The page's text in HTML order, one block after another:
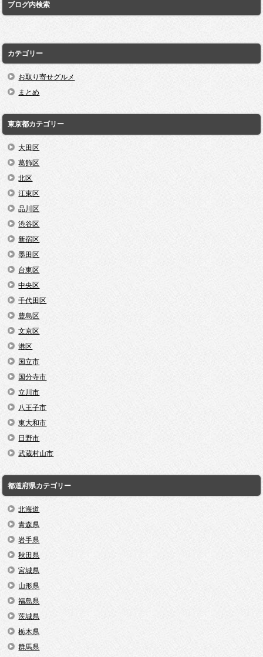
ブログ内検索
カテゴリー
お取り寄せグルメ
まとめ
東京都カテゴリー
大田区
葛飾区
北区
江東区
品川区
渋谷区
新宿区
墨田区
台東区
中央区
千代田区
豊島区
文京区
港区
国立市
国分寺市
立川市
八王子市
東大和市
日野市
武蔵村山市
都道府県カテゴリー
北海道
青森県
岩手県
秋田県
宮城県
山形県
福島県
茨城県
栃木県
群馬県